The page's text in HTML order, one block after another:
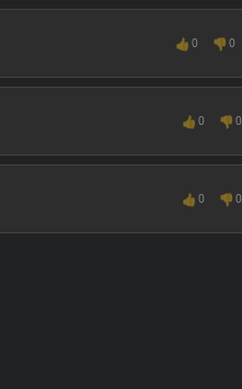
👍 0 👎 0
👍 0 👎 0
👍 0 👎 0